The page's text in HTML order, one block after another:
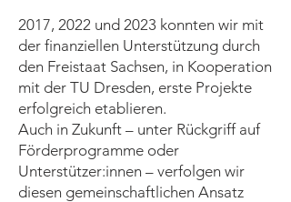
2017, 2022 und 2023 konnten wir mit
der finanziellen Unterstützung durch
den Freistaat Sachsen, in Kooperation
mit der TU Dresden, erste Projekte
erfolgreich etablieren.
Auch in Zukunft – unter Rückgriff auf
Förderprogramme oder
Unterstützer:innen – verfolgen wir
diesen gemeinschaftlichen Ansatz